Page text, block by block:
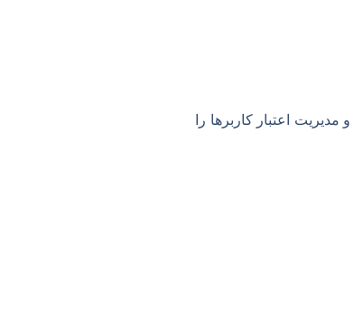
اعتبار کاربرها را